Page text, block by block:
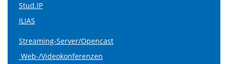
Stud.IP
ILIAS
Streaming-Server/Opencast
Web-/Videokonferenzen